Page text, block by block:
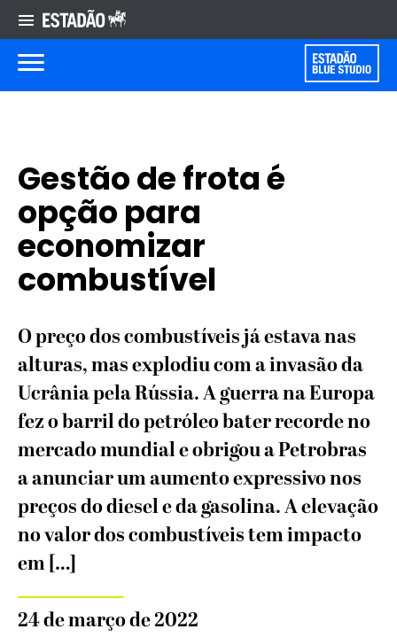
Gestão de frota é
opção para
economizar
combustível
O preço dos combustíveis já estava nas
alturas, mas explodiu com a invasão da
Ucrânia pela Rússia. A guerra na Europa
fez o barril do petróleo bater recorde no
mercado mundial e obrigou a Petrobras
a anunciar um aumento expressivo nos
preços do diesel e da gasolina. A elevação
no valor dos combustíveis tem impacto
em […]
24 de março de 2022